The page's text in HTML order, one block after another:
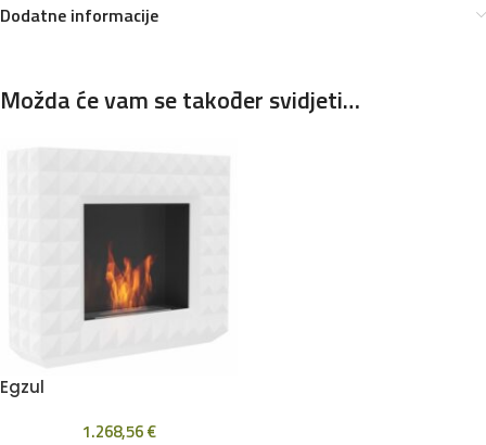
Dodatne informacije
Možda će vam se također svidjeti…
Egzul
1.268,56€